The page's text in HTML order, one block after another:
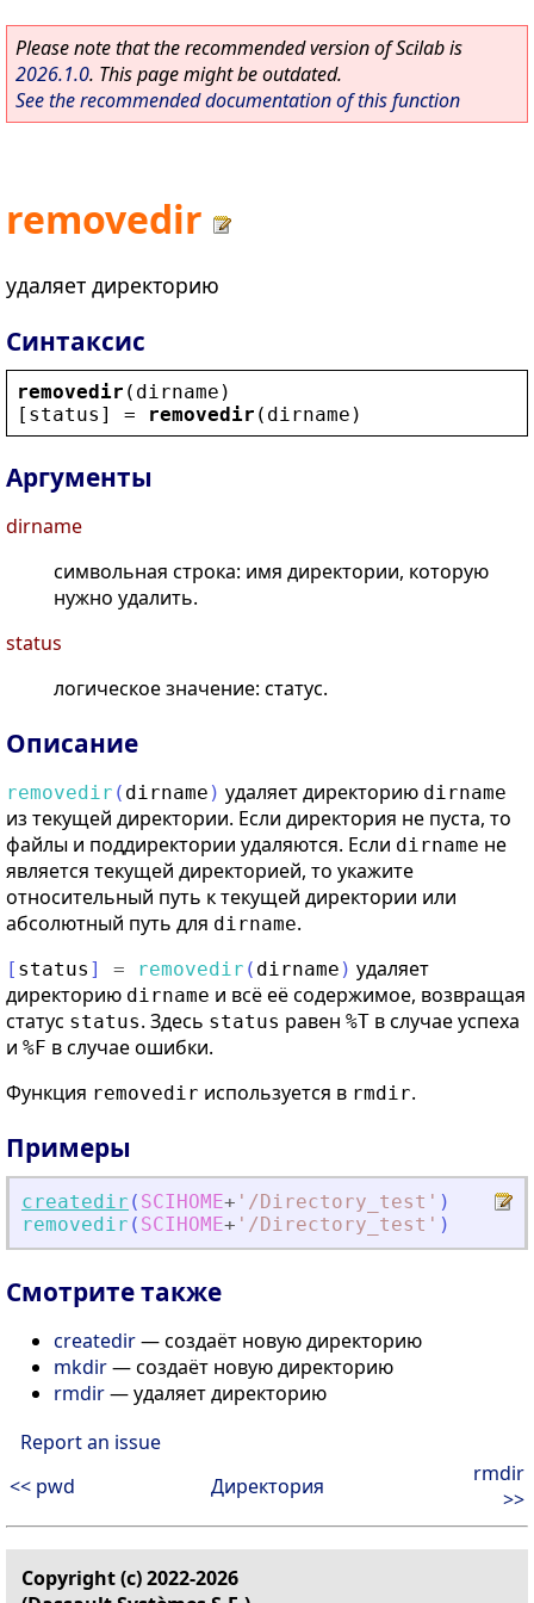
Please note that the recommended version of Scilab is
2026.1.0. This page might be outdated.
See the recommended documentation of this function
removedir
удаляет директорию
Синтаксис
removedir ( dirname )
[ status ] = removedir ( dirname )
Аргументы
dirname
символьная строка: имя директории, которую
нужно удалить.
status
логическое значение: статус.
Описание
removedir ( dirname ) удаляет директорию dirname
из текущей директории. Если директория не пуста, то
файлы и поддиректории удаляются. Если dirname не
является текущей директорией, то укажите
относительный путь к текущей директории или
абсолютный путь для dirname.
[ status ] = removedir ( dirname ) удаляет
директорию dirname и всё её содержимое, возвращая
статус status. Здесь status равен %T в случае успеха
и %F в случае ошибки.
Функция removedir используется в rmdir.
Примеры
createdir ( SCIHOME+ ' /Directory_test ' )
removedir ( SCIHOME+ ' /Directory_test ' )
Смотрите также
createdir— создаёт новую директорию
mkdir— создаёт новую директорию
rmdir— удаляет директорию
Report an issue
<< pwd
Директория
rmdir
>>
Copyright (c) 2022-2026